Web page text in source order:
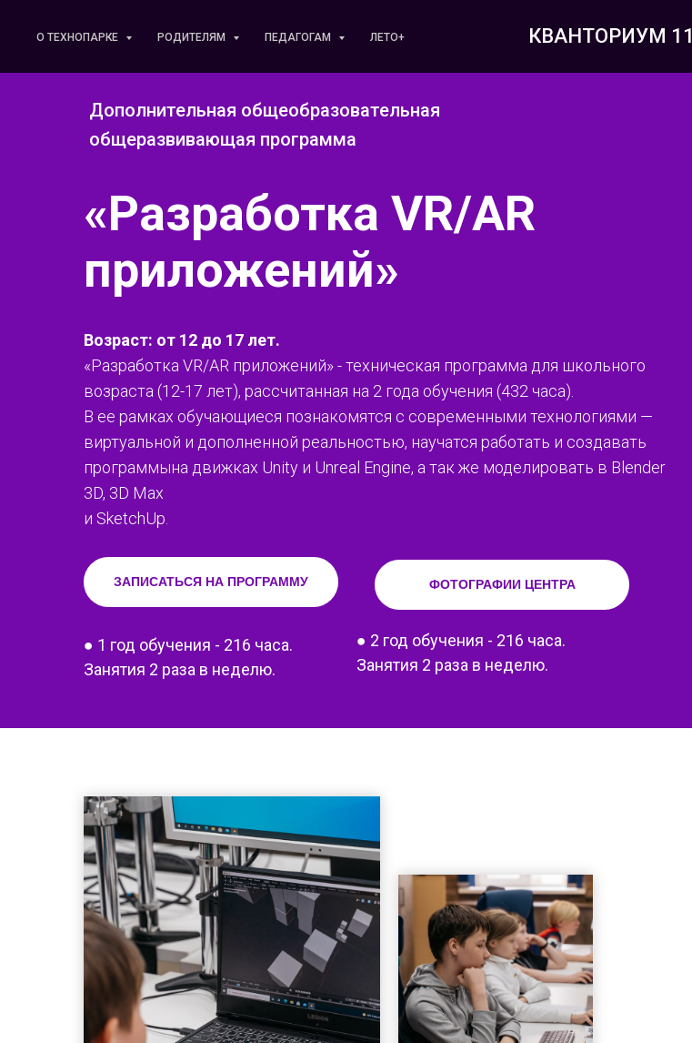
КВАНТОРИУМ 11
О ТЕХНОПАРКЕ РОДИТЕЛЯМ ПЕДАГОГАМ ЛЕТО+
«Разработка VR/AR
приложений»
Дополнительная общеобразовательная
общеразвивающая программа
Возраст: от 12 до 17 лет.
«Разработка VR/AR приложений» - техническая программа для школьного
возраста (12-17 лет), рассчитанная на 2 года обучения (432 часа).
В ее рамках обучающиеся познакомятся с современными технологиями —
виртуальной и дополненной реальностью, научатся работать и создавать
программына движках Unity и Unreal Engine, а так же моделировать в Blender
3D, 3D Max
и SketchUp.
ЗАПИСАТЬСЯ НА ПРОГРАММУ
● 1 год обучения - 216 часа.
Занятия 2 раза в неделю.
● 2 год обучения - 216 часа.
Занятия 2 раза в неделю.
ФОТОГРАФИИ ЦЕНТРА